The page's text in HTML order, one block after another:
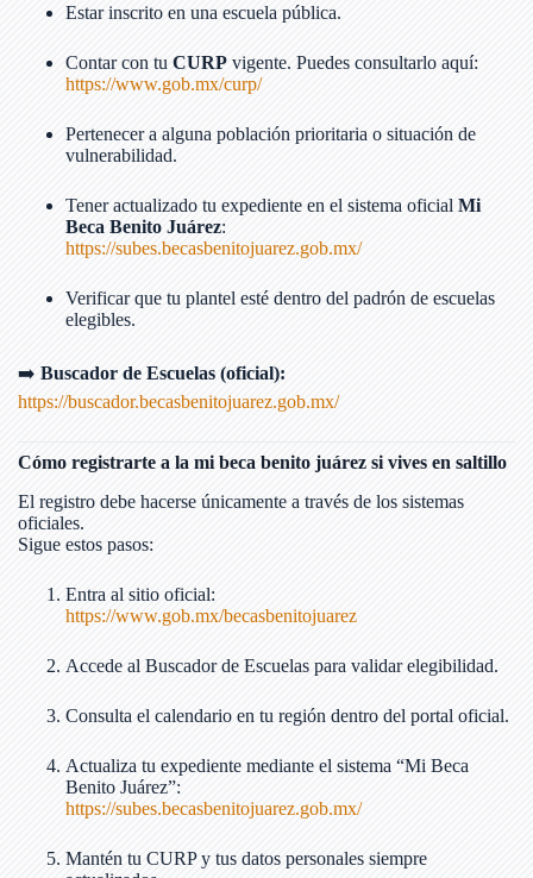
Estar inscrito en una escuela pública.
Contar con tu CURP vigente. Puedes consultarlo aquí:
https://www.gob.mx/curp/
Pertenecer a alguna población prioritaria o situación de
vulnerabilidad.
Tener actualizado tu expediente en el sistema oficial Mi
Beca Benito Juárez:
https://subes.becasbenitojuarez.gob.mx/
Verificar que tu plantel esté dentro del padrón de escuelas
elegibles.
➡️ Buscador de Escuelas (oficial):
https://buscador.becasbenitojuarez.gob.mx/
Cómo registrarte a la mi beca benito juárez si vives en saltillo
El registro debe hacerse únicamente a través de los sistemas
oficiales.
Sigue estos pasos:
Entra al sitio oficial:
https://www.gob.mx/becasbenitojuarez
Accede al Buscador de Escuelas para validar elegibilidad.
Consulta el calendario en tu región dentro del portal oficial.
Actualiza tu expediente mediante el sistema “Mi Beca
Benito Juárez”:
https://subes.becasbenitojuarez.gob.mx/
Mantén tu CURP y tus datos personales siempre